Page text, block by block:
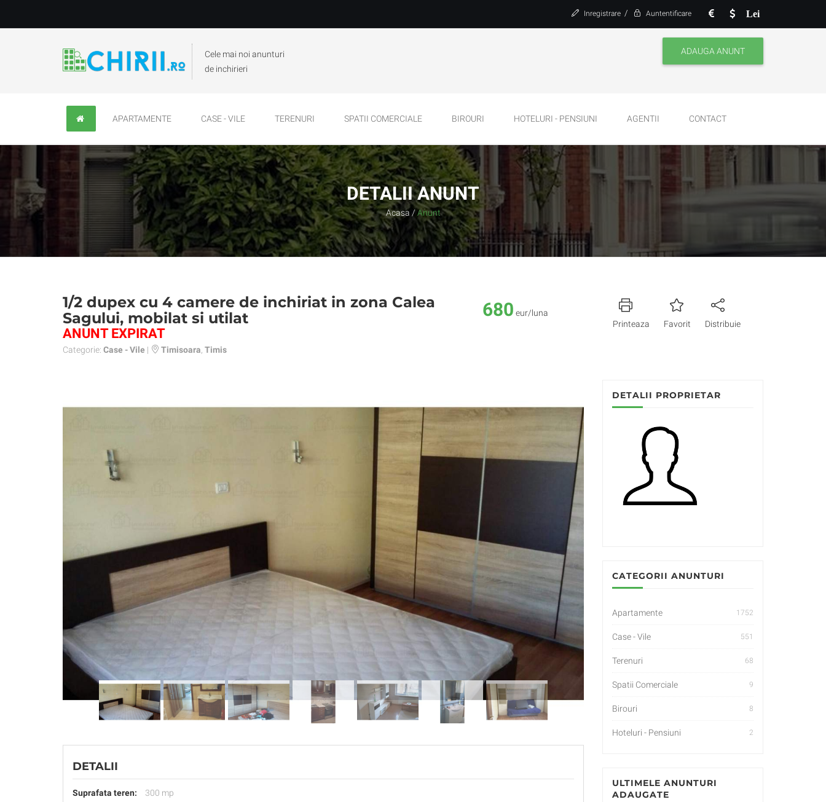
Lei
Inregistrare / Auntentificare
Cele mai noi anunturi
de inchirieri
ADAUGA ANUNT
APARTAMENTE CASE - VILE TERENURI SPATII COMERCIALE BIROURI HOTELURI - PENSIUNI AGENTII CONTACT
DETALII ANUNT
Acasa / Anunt
1/2 dupex cu 4 camere de inchiriat in zona Calea
Sagului, mobilat si utilat
ANUNT EXPIRAT
Categorie: Case - Vile | Timisoara Timis
680 eur/luna
Printeaza
Favorit Distribuie
DETALII
Suprafata teren:
300 mp
DETALII PROPRIETAR
CATEGORII ANUNTURI
Apartamente 1752
Case - Vile 551
Terenuri 68
Spatii Comerciale 9
Birouri 8
Hoteluri - Pensiuni 2
ULTIMELE ANUNTURI
ADAUGATE